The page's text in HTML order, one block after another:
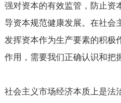
强对资本的有效监管，防止资
导资本规范健康发展。在社会
发挥资本作为生产要素的积极
作用，需要我们正确认识和把
社会主义市场经济本质上是法